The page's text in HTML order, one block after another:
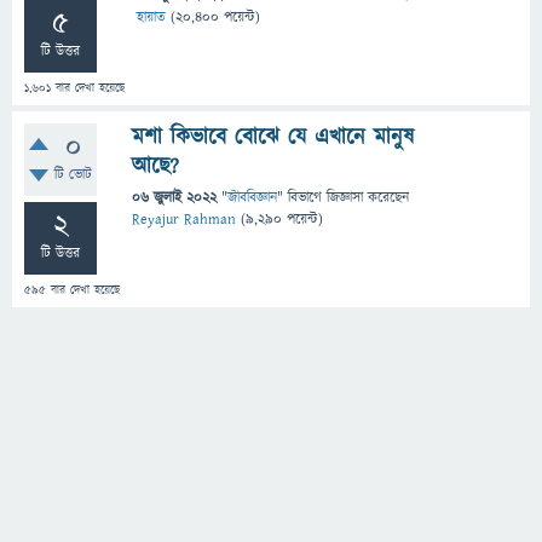
5
টি উত্তর
1,601 বার দেখা হয়েছে
হায়াত (20,400 পয়েন্ট)
0
টি ভোট
2
টি উত্তর
595 বার দেখা হয়েছে
মশা কিভাবে বোঝে যে এখানে মানুষ
আছে?
06 জুলাই 2022 "জীববিজ্ঞান" বিভাগে জিজ্ঞাসাকরেছেন
Reyajur Rahman (9,290 পয়েন্ট)